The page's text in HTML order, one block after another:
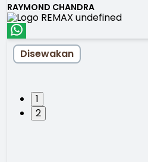
RAYMOND CHANDRA
1
2
Disewakan